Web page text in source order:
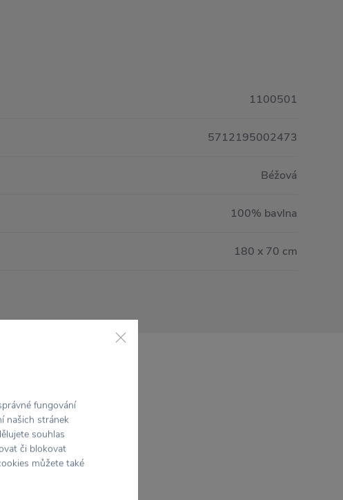
1100501
5712195002473
Béžová
100% bavlna
180 x 70 cm
fungování
našich stránek
souhlas
či blokovat
můžete také